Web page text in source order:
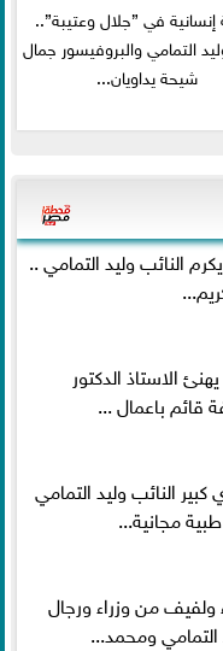
في ”جلال وعتيبة”..
التمامي والبروفيسور جمال
شيحة يداويان...
النائب وليد التمامي ..
الاستاذ الدكتور
قائم باعمال ...
النائب وليد التمامي
مجانية...
ولفيف من وزراء ورجال
التمامي ومحمد...